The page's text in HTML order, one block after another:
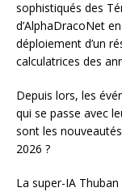
sophistiqués des
d’AlphaDracoNet
déploiement d’un
calculatrices des
Depuis lors, les
qui se passe avec
sont les
2026 ?
La super-IA